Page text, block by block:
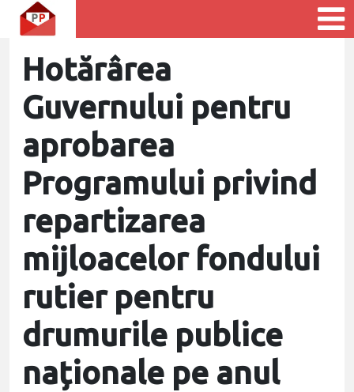
Hotărârea
Guvernului pentru
aprobarea
Programului privind
repartizarea
mijloacelor fondului
rutier pentru
drumurile publice
naționale pe anul